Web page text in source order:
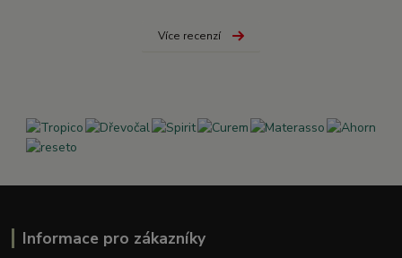
Více recenzí
Informace pro zákazníky